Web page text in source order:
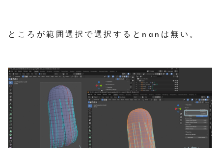
ところが範囲選択で選択するとnanは無い。